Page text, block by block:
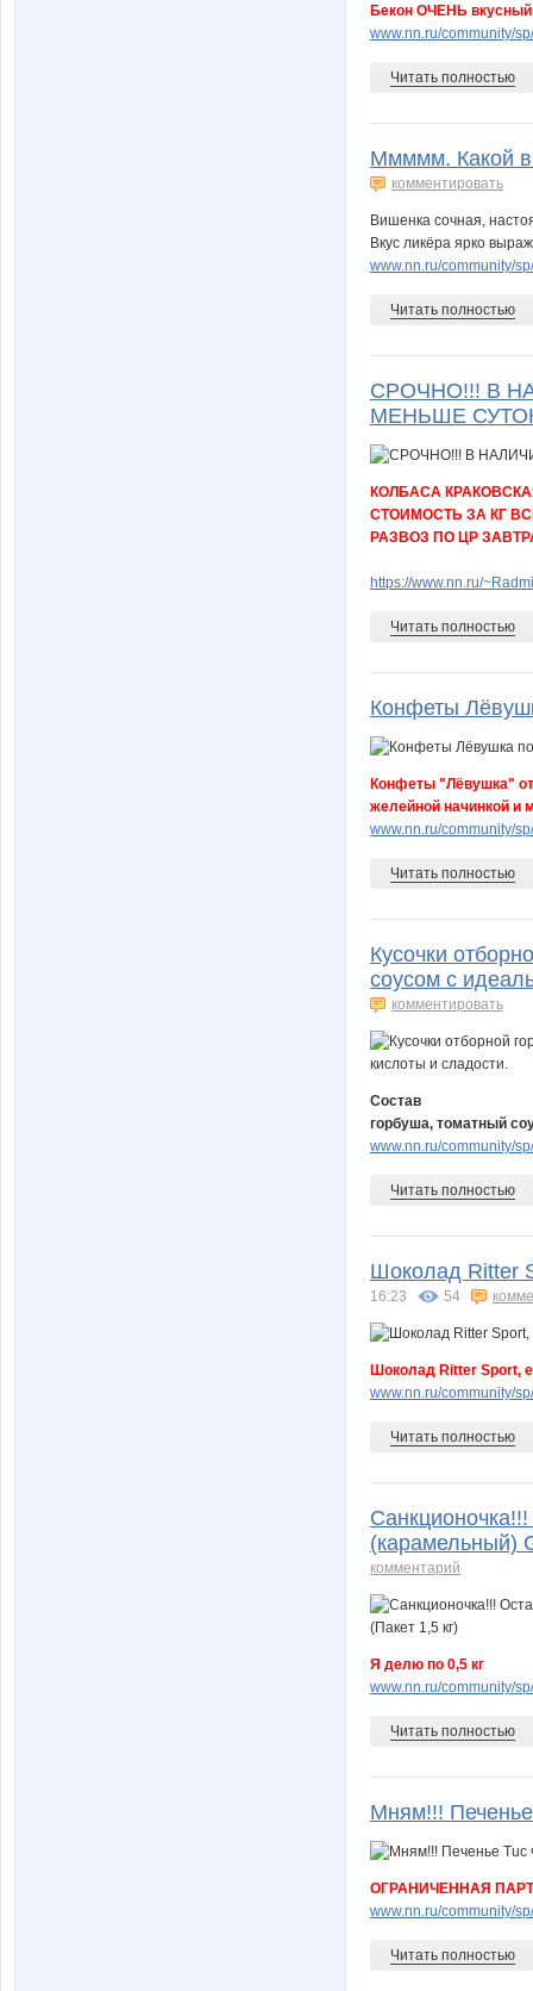
Бекон ОЧЕНЬ
www.nn.ru/community/
Читать полностью
Ммммм. Какой
комментировать
Вишенка сочная,
Вкус ликёра ярко
www.nn.ru/community/
Читать полностью
СРОЧНО!!! В
МЕНЬШЕ
КОЛБАСА
СТОИМОСТЬ ЗА КГ
РАЗВОЗ ПО ЦР
https://www.nn.ru/
Читать полностью
Конфеты
Конфеты "Лёвушка" от
желейной начинкой и
www.nn.ru/community/
Читать полностью
Кусочки
соусом с
комментировать
Состав
горбуша, томатный
www.nn.ru/community/
Читать полностью
Шоколад Ritter
16:23 54
Шоколад Ritter Sport,
www.nn.ru/community/
Читать полностью
(карамельный)
комментарий
Я делю по 0,5 кг
www.nn.ru/community/
Читать полностью
Мням!!! Печенье
ОГРАНИЧЕННАЯ
www.nn.ru/community/
Читать полностью